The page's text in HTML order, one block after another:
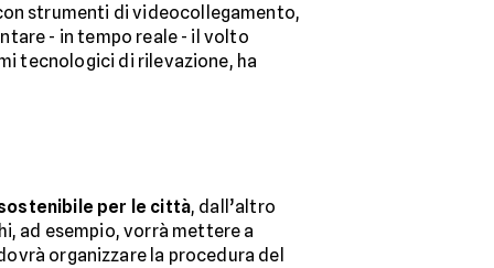
strumenti di videocollegamento,
- in tempo reale - il volto
tecnologici di rilevazione, ha
per le città, dall’altro
ad esempio, vorrà mettere a
organizzare la procedura del